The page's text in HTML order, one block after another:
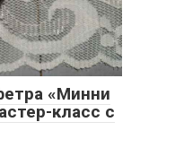
«Минни
класс с